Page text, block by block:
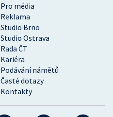
Pro média
Reklama
Studio Brno
Studio Ostrava
Rada ČT
Kariéra
Podávání námětů
Časté dotazy
Kontakty